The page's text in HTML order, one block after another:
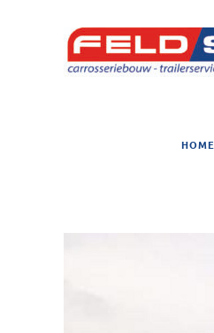
HOME